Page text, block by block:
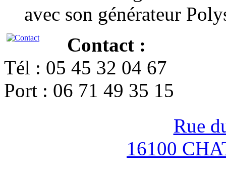
avec son générateur
Contact :
Tél : 05 45 32 04 67
Port : 06 71 49 35 15
Rue
16100